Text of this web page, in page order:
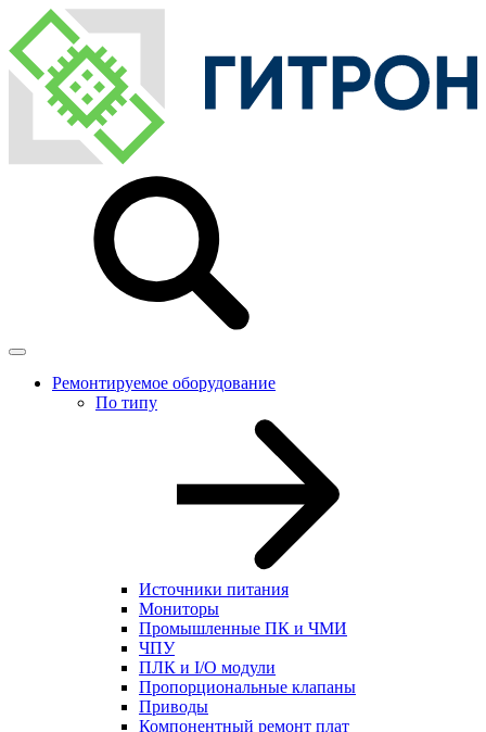
Ремонтируемое оборудование
По типу
Источники питания
Мониторы
Промышленные ПК и ЧМИ
ЧПУ
ПЛК и I/O модули
Пропорциональные клапаны
Приводы
Компонентный ремонт плат